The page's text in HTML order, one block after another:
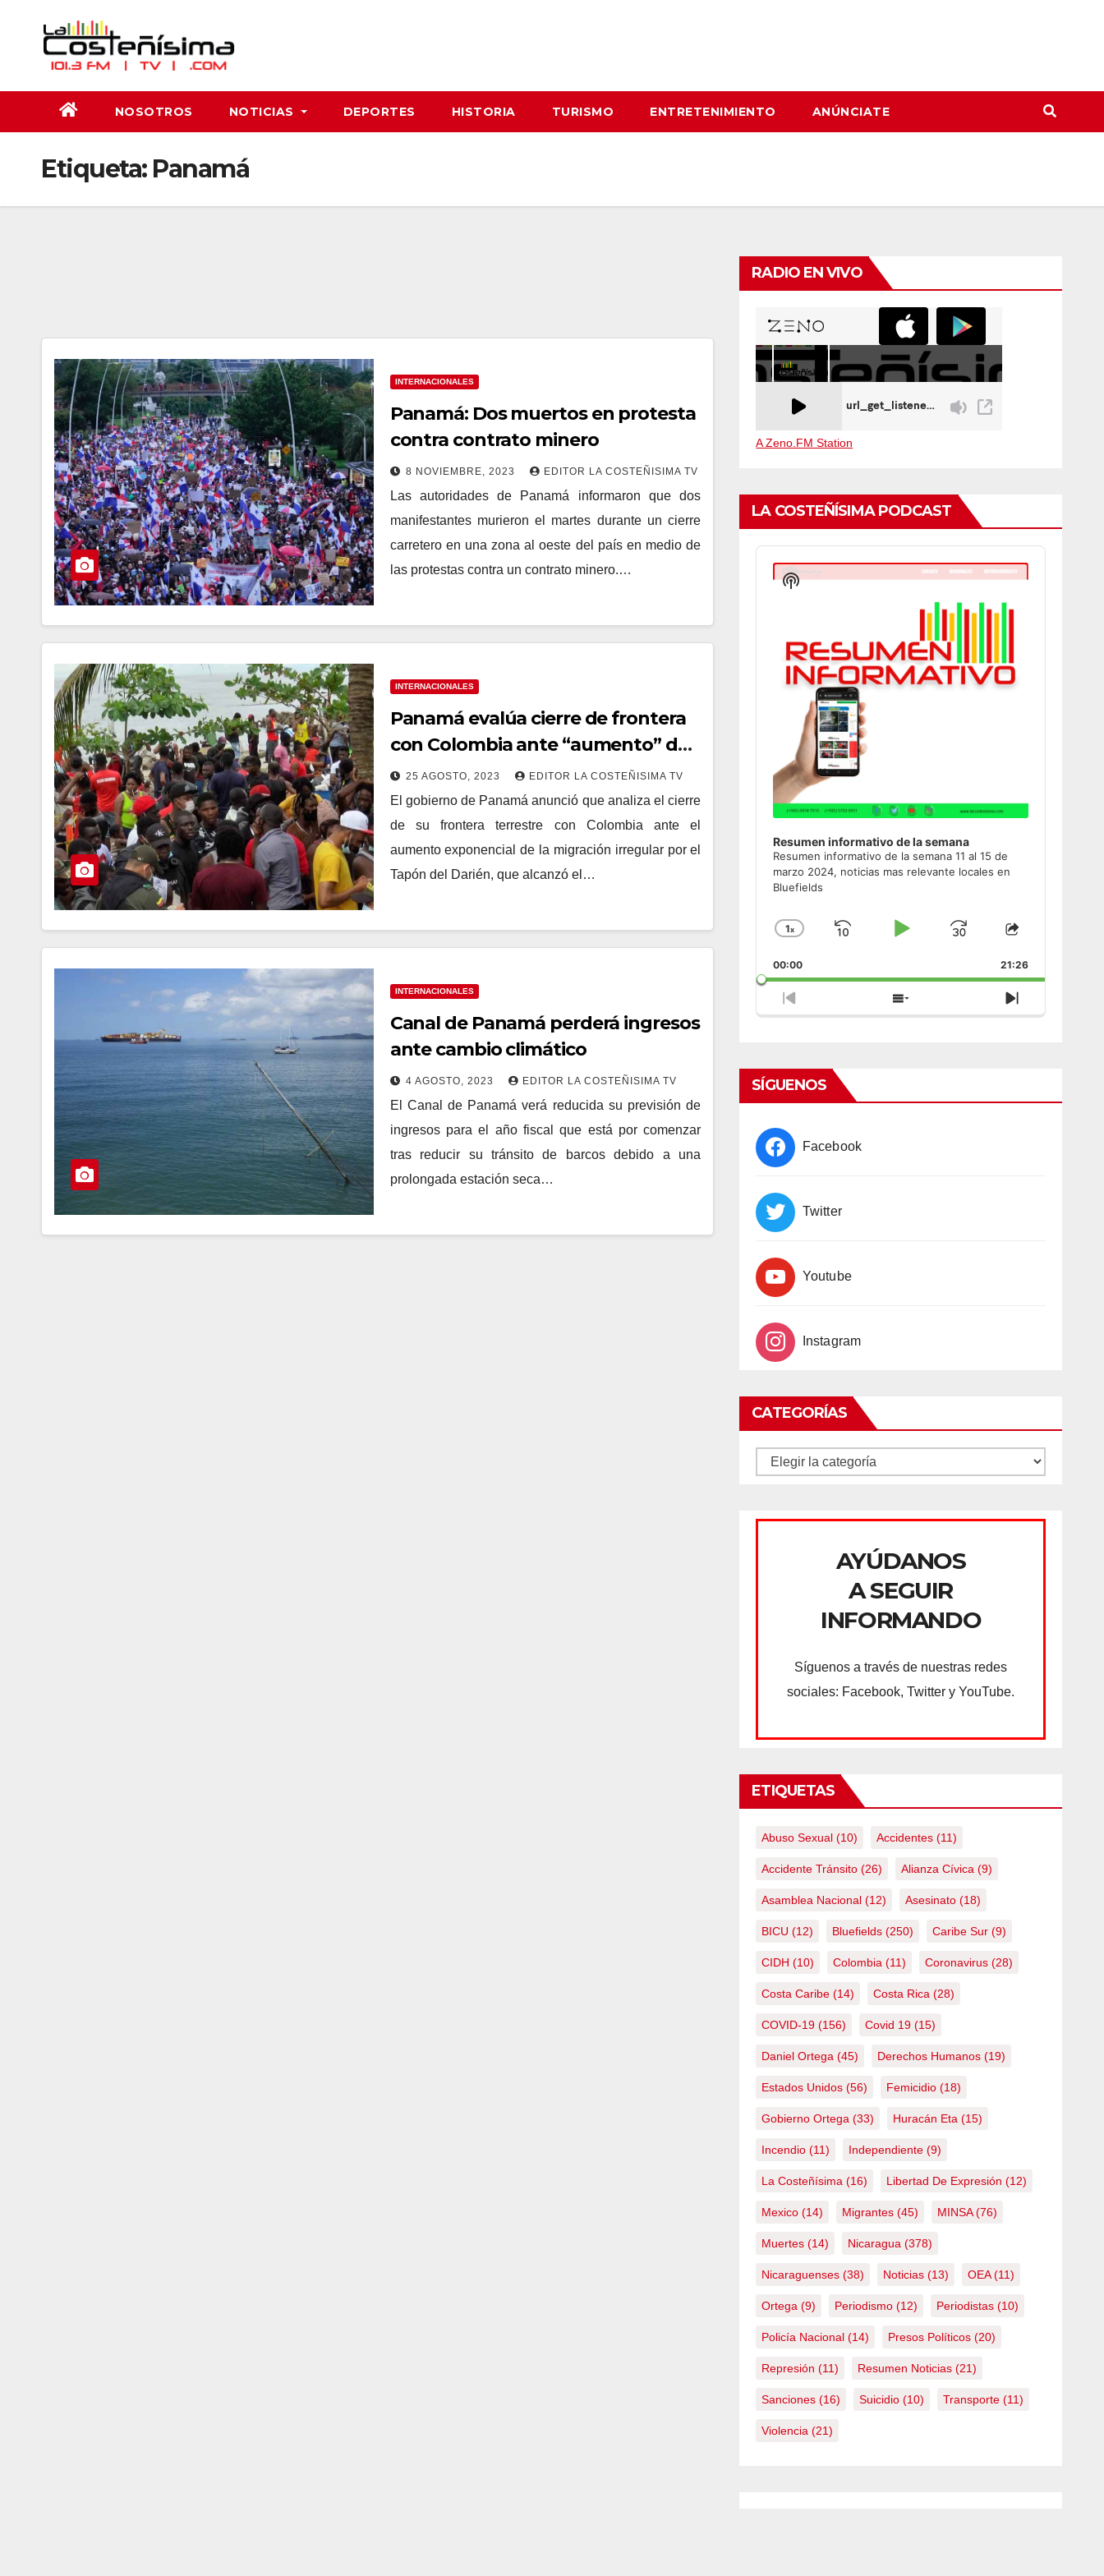
contenido
NOSOTROS NOTICIAS DEPORTES HISTORIA TURISMO ENTRETENIMIENTO ANÚNCIATE
Etiqueta: Panamá
INTERNACIONALES
Panamá: Dos muertos en protesta
contra contrato minero
8 NOVIEMBRE, 2023 EDITOR LA COSTEÑISIMA TV
Las autoridades de Panamá informaron que dos
manifestantes murieron el martes durante un cierre
carretero en una zona al oeste del país en medio de
las protestas contra un contrato minero.…
INTERNACIONALES
Panamá evalúa cierre de frontera
con Colombia ante “aumento” de
migrantes por Tapón del Darién
25 AGOSTO, 2023 EDITOR LA COSTEÑISIMA TV
El gobierno de Panamá anunció que analiza el cierre
de su frontera terrestre con Colombia ante el
aumento exponencial de la migración irregular por el
Tapón del Darién, que alcanzó el…
INTERNACIONALES
Canal de Panamá perderá ingresos
ante cambio climático
4 AGOSTO, 2023 EDITOR LA COSTEÑISIMA TV
El Canal de Panamá verá reducida su previsión de
ingresos para el año fiscal que está por comenzar
tras reducir su tránsito de barcos debido a una
prolongada estación seca…
RADIO EN VIVO
A Zeno.FM Station
LA COSTEÑÍSIMA PODCAST
Audio
Player
Resumen informativo de la semana
Resumen informativo de la semana 11 al 15 de
marzo 2024, noticias mas relevante locales en
Bluefields
Change
Rate
1x
Skip
Play
Jump
Forward
Share
Episode
00:00 21:26
Previous
Episode
Show
Episodes
Next
Episode
Show
SÍGUENOS
Facebook
Twitter
Youtube
Instagram
CATEGORÍAS
CATEGORÍAS
AYÚDANOS
A SEGUIR
INFORMANDO
Síguenos a través de nuestras redes
sociales: Facebook, Twitter y YouTube.
ETIQUETAS
Abuso Sexual (10) Accidentes (11)
Accidente Tránsito (26) Alianza Cívica (9)
Asamblea Nacional (12) Asesinato (18)
BICU (12) Bluefields (250) Caribe Sur (9)
CIDH (10) Colombia (11) Coronavirus (28)
Costa Caribe (14) Costa Rica (28)
COVID-19 (156) Covid 19 (15)
Daniel Ortega (45) Derechos Humanos (19)
Estados Unidos (56) Femicidio (18)
Gobierno Ortega (33) Huracán Eta (15)
Incendio (11) Independiente (9)
La Costeñísima (16) Libertad De Expresión (12)
Mexico (14) Migrantes (45) MINSA(76)
Muertes (14) Nicaragua (378)
Nicaraguenses (38) Noticias (13) OEA(11)
Ortega (9) Periodismo (12) Periodistas (10)
Policía Nacional (14) Presos Políticos (20)
Represión (11) Resumen Noticias (21)
Sanciones (16) Suicidio (10) Transporte (11)
Violencia (21)